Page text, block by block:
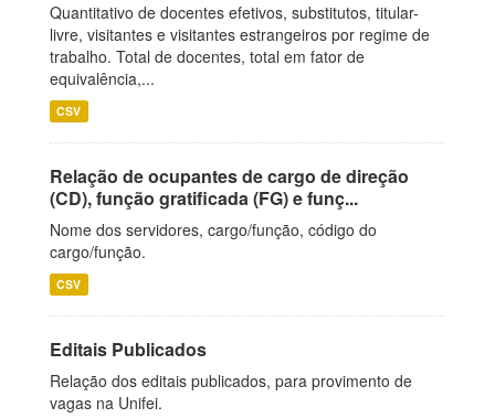
Quantitativo de docentes efetivos, substitutos, titular-
livre, visitantes e visitantes estrangeiros por regime de
trabalho. Total de docentes, total em fator de
equivalência,...
CSV
Relação de ocupantes de cargo de direção
(CD), função gratificada (FG) e funç...
Nome dos servidores, cargo/função, código do
cargo/função.
CSV
Editais Publicados
Relação dos editais publicados, para provimento de
vagas na Unifei.